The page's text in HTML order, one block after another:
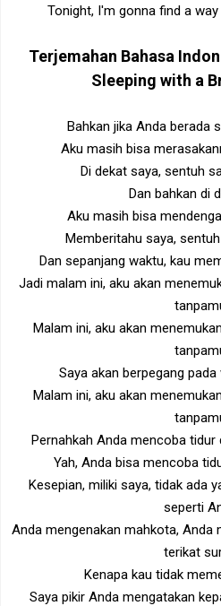
Tonight, I'm gonna find a
Terjemahan Bahasa
Sleeping with a
Bahkan jika Anda berada
Aku masih bisa
Di dekat saya, sentuh
Dan bahkan di
Aku masih bisa
Memberitahu saya,
Dan sepanjang waktu, kau
Jadi malam ini, aku akan
Malam ini, aku akan
Saya akan berpegang
Malam ini, aku akan
Pernahkah Anda mencoba tidur
Yah, Anda bisa mencoba
Kesepian, miliki saya, tidak ada
seperti
Anda mengenakan mahkota,
terikat
Kenapa kau tidak
Saya pikir Anda mengatakan